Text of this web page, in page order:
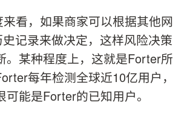
看，如果商家可以根据其他网
史记录来做决定，这样风险决策
。某种程度上，这就是Forter所
每年检测全球近10亿用户，
能是Forter的已知用户。